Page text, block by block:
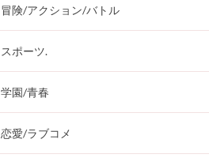
冒険/アクション/バトル
スポーツ.
学園/青春
恋愛/ラブコメ